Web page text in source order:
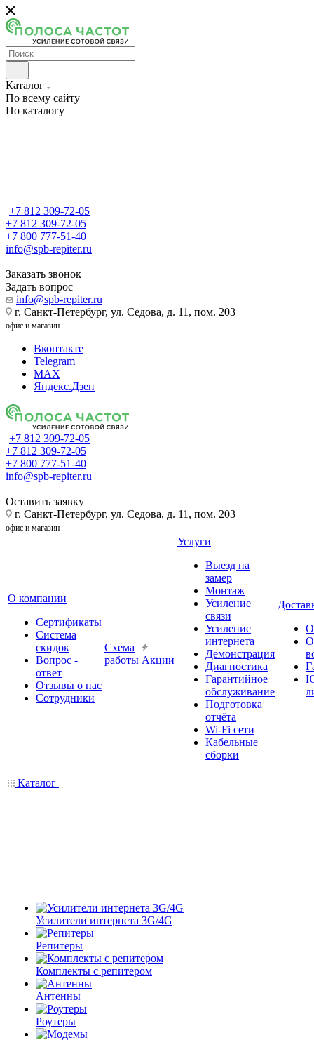
Каталог
По всему сайту
По каталогу
+7 812 309-72-05
+7 812 309-72-05
+7 800 777-51-40
info@spb-repiter.ru
Заказать звонок
Задать вопрос
info@spb-repiter.ru
г. Санкт-Петербург, ул. Седова, д. 11, пом. 203
офис и магазин
Вконтакте
Telegram
MAX
Яндекс.Дзен
+7 812 309-72-05
+7 812 309-72-05
+7 800 777-51-40
info@spb-repiter.ru
Оставить заявку
г. Санкт-Петербург, ул. Седова, д. 11, пом. 203
офис и магазин
О компании
Сертификаты
Система
скидок
Вопрос -
ответ
Отзывы о нас
Сотрудники
Схема
работы Акции
Услуги
Выезд на
замер
Монтаж
Усиление
связи
Усиление
интернета
Демонстрация
Диагностика
Гарантийное
обслуживание
Подготовка
отчёта
Wi-Fi сети
Кабельные
сборки
Каталог
Усилители интернета 3G/4G
Репитеры
Комплекты с репитером
Антенны
Роутеры